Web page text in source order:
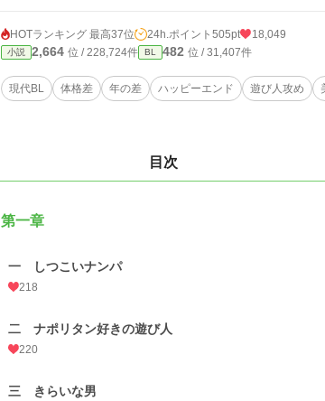
HOTランキング 最高37位 24h.ポイント 505pt 18,049
小説 2,664 位 / 228,724件 BL 482 位 / 31,407件
現代BL 体格差 年の差 ハッピーエンド 遊び人攻め
目次
第一章
一 しつこいナンパ
218
二 ナポリタン好きの遊び人
220
三 きらいな男